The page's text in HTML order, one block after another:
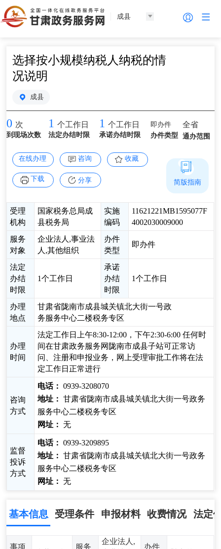
成县
选择按小规模纳税人纳税的情
况说明
成县
0 次
到现场次数
1 个工作日
法定办结时限
1 个工作日
承诺办结时限
即办件
办件类型
全省
通办范围
在线办理 咨询 收藏
下载 分享
受理
机构
国家税务总局成
县税务局
实施
编码
11621221MB1595077F
4002030009000
服务
对象
企业法人,事业法
人,其他组织
办件
类型
即办件
法定
办结
时限
1个工作日
承诺
办结
时限
1个工作日
办理
地点
甘肃省陇南市成县城关镇北大街一号政
务服务中心二楼税务专区
办理
时间
法定工作日上午8:30-12:00，下午2:30-6:00 任何时
间在甘肃政务服务网陇南市成县子站可正常访
问、注册和申报业务，网上受理审批工作将在法
定工作日正常进行
咨询
方式
电话： 0939-3208070
地址： 甘肃省陇南市成县城关镇北大街一号政务
服务中心二楼税务专区
网址： 无
监督
投诉
方式
电话： 0939-3209895
地址： 甘肃省陇南市成县城关镇北大街一号政务
服务中心二楼税务专区
网址： 无
简版指南
基本信息 受理条件 申报材料 收费情况 法定
事项
服务
企业法人,
办件